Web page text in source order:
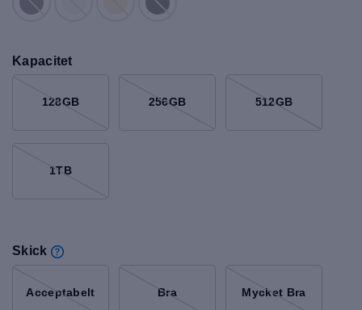
Kapacitet
128GB 256GB 512GB
1TB
Skick
Acceptabelt Bra Mycket Bra